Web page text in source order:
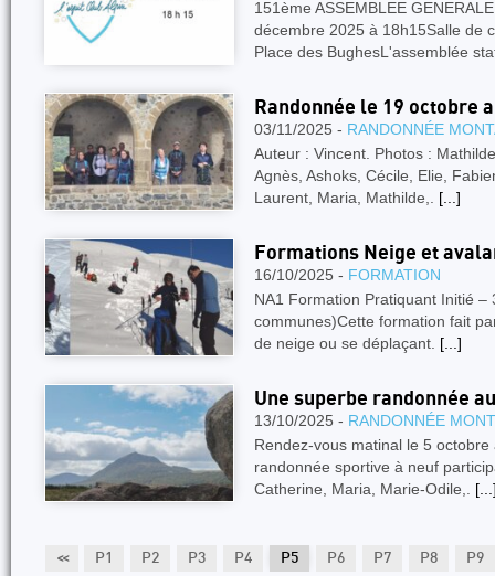
151ème ASSEMBLEE
décembre 2025 à 18h15Salle de
Place des BughesL'assemblée
Randonnée le 19 octobre
03/11/2025 - RANDONNÉE
Auteur : Vincent. Photos :
Agnès, Ashoks, Cécile, Elie,
Laurent, Maria, Mathilde,. [...]
Formations Neige et
16/10/2025 - FORMATION
NA1 Formation Pratiquant Initié
communes)Cette formation fait
de neige ou se déplaçant. [...]
Une superbe randonnée
13/10/2025 - RANDONNÉE
Rendez-vous matinal le 5
randonnée sportive à neuf
Catherine, Maria, Marie-Odile,.
<< P1 P2 P3 P4 P5 P6 P7 P8 P9